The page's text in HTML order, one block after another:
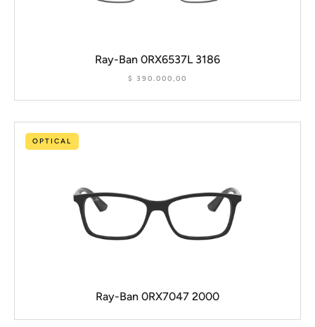
Ray-Ban 0RX6537L 3186
$ 390.000,00
OPTICAL
Ray-Ban 0RX7047 2000